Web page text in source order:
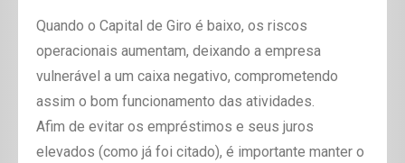
Quando o Capital de Giro é baixo, os riscos
operacionais aumentam, deixando a empresa
vulnerável a um caixa negativo, comprometendo
assim o bom funcionamento das atividades.
Afim de evitar os empréstimos e seus juros
elevados (como já foi citado), é importante manter o